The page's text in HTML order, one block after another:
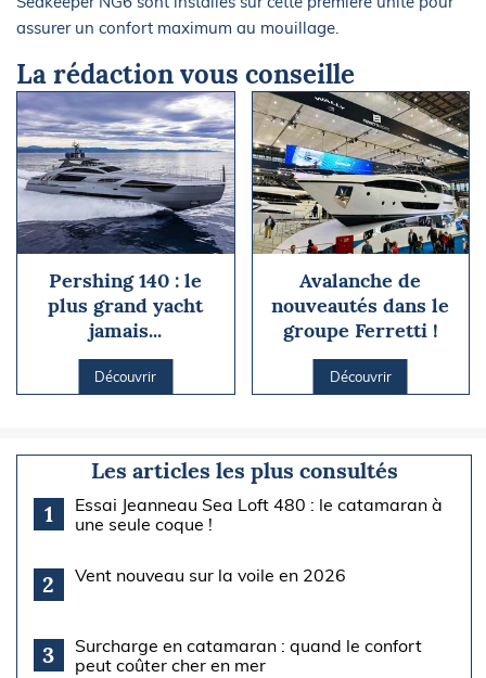
assurer un confort maximum au mouillage.
La rédaction vous conseille
Pershing 140 : le
plus grand yacht
jamais...
Découvrir
Avalanche de
nouveautés dans le
groupe Ferretti !
Découvrir
Les articles les plus consultés
1
Essai Jeanneau Sea Loft 480 : le catamaran à
une seule coque !
2 Vent nouveau sur la voile en 2026
3
Surcharge en catamaran : quand le confort
peut coûter cher en mer